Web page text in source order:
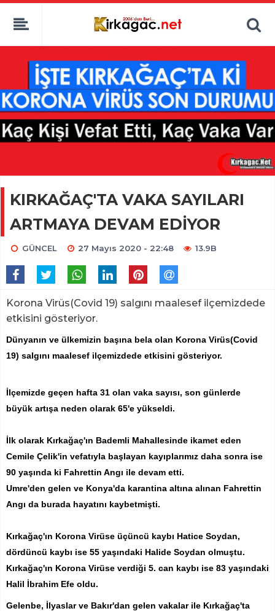
KIRKAĞAÇ'TA VAKA SAYILARI
ARTMAYA DEVAM EDİYOR
GÜNCEL 27 Mayıs 2020 - 22:48 13.9B
Korona Virüs(Covid 19) salgını maalesef ilçemizdede
etkisini gösteriyor.
Dünyanın ve ülkemizin başına bela olan Korona Virüs(Covid
19) salgını maalesef ilçemizdede etkisini gösteriyor.
İlçemizde geçen hafta 31 olan vaka sayısı, son günlerde
büyük artışa neden olarak 65'e yükseldi.
İlk olarak Kırkağaç'ın Bademli Mahallesinde ikamet eden
Cemile Çelik'in vefatıyla başlayan kayıplarımız daha sonra ise
90 yaşında ki Fahrettin Angı ile devam etti.
Umre'den gelen ve Konya'da karantina altına alınan Fahrettin
Angı da burada hayatını kaybetmişti.
Kırkağaç'ın Korona Virüse üçüncü kaybı Hatice Soydan,
dördüncü kaybı ise 55 yaşındaki Halide Soydan olmuştu.
Kırkağaç'ın Korona Virüse verdiği 5. can kaybı ise 83 yaşındaki
Halil İbrahim Efe oldu.
Gelenbe, İlyaslar ve Bakır'dan gelen vakalar ile Kırkağaç'ta